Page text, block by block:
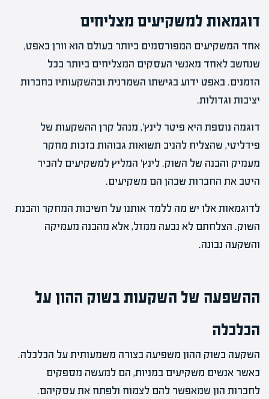
דוגמאות למשקיעים מצליחים
אחד המשקיעים המפורסמים ביותר בעולם הוא וורן באפט,
שנחשב לאחד מאנשי העסקים המצליחים ביותר בכל
הזמנים. באפט ידוע בגישתו השמרנית ובהשקעותיו בחברות
יציבות וגדולות.
דוגמה נוספת היא פיטר לינץ', מנהל קרן ההשקעות של
פידליטי, שהצליח להניב תשואות גבוהות בזכות מחקר
מעמיק והבנה של השוק. לינץ' המליץ למשקיעים להכיר
היטב את החברות שבהן הם משקיעים.
לדוגמאות אלו יש מה ללמד אותנו על חשיבות המחקר והבנת
השוק. הצלחתם לא נבעה ממזל, אלא מהבנה מעמיקה
והשקעה נבונה.
ההשפעה של השקעות בשוק ההון על
הכלכלה
השקעה בשוק ההון משפיעה בצורה משמעותית על הכלכלה.
כאשר אנשים משקיעים במניות, הם למעשה מספקים
לחברות הון שמאפשר להם לצמוח ולפתח את עסקיהם.